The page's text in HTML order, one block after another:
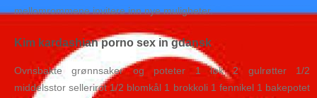
mellomrommene invitere inn nye muligheter.
Kim kardashian porno sex in gdansk
Ovnsbakte grønnsaker og poteter 1 løk 2 gulrøtter 1/2
middelsstor sellerirot 1/2 blomkål 1 brokkoli 1 fennikel 1 bakepotet